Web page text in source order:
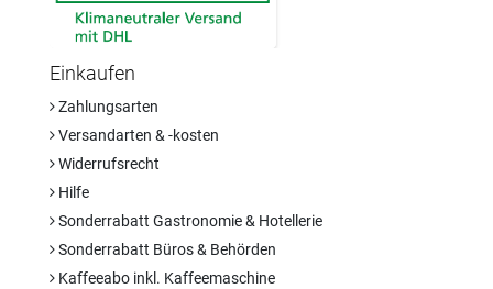
Einkaufen
Zahlungsarten
Versandarten & -kosten
Widerrufsrecht
Hilfe
Sonderrabatt Gastronomie & Hotellerie
Sonderrabatt Büros & Behörden
Kaffeeabo inkl. Kaffeemaschine